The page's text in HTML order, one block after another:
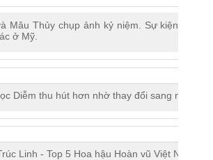
Mâu Thủy chụp ảnh kỷ niệm. Sự kiện vắng
ở Mỹ.
Diễm thu hút hơn nhờ thay đổi sang mái tóc
Linh - Top 5 Hoa hậu Hoàn vũ Việt Nam